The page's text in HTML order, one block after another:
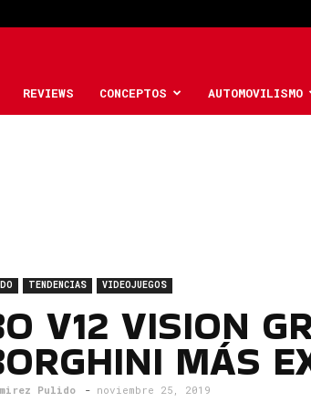
Car
REVIEWS CONCEPTOS AUTOMOVILISMO
TENDENCIAS VIDEOJUEGOS
V12 VISION
MÁS
Pulido - noviembre 25, 2019